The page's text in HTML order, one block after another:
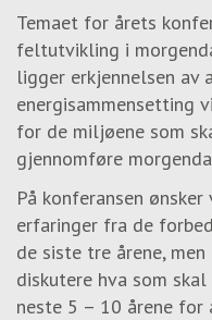
Temaet for årets
feltutvikling i
ligger erkjennelsen av
energisammensetting
for de miljøene som
gjennomføre
På konferansen
erfaringer fra de
de siste tre årene,
diskutere hva som
neste 5 – 10 årene for